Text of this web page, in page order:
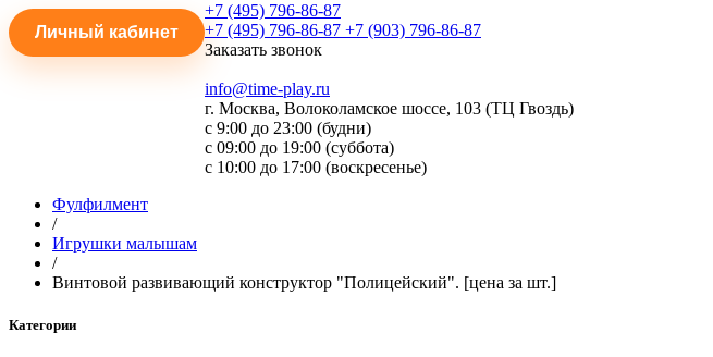
Личный кабинет
+7 (495) 796-86-87
+7 (495) 796-86-87 +7 (903) 796-86-87
Заказать звонок
info@time-play.ru
г. Москва, Волоколамское шоссе, 103 (ТЦ Гвоздь)
с 9:00 до 23:00 (будни)
с 09:00 до 19:00 (суббота)
с 10:00 до 17:00 (воскресенье)
Фулфилмент
/
Игрушки малышам
/
Винтовой развивающий конструктор "Полицейский". [цена за шт.]
Категории